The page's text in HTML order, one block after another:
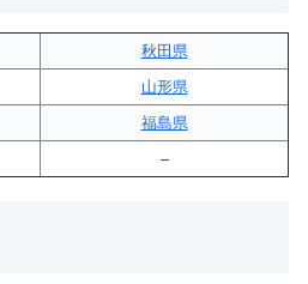
秋田県
山形県
福島県
–